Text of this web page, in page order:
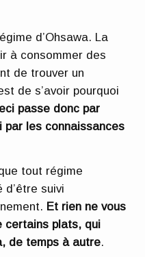
d’Ohsawa. La
à consommer des
de trouver un
de s’avoir pourquoi
passe donc par
par les connaissances
tout régime
d’être suivi
Et rien ne vous
certains plats, qui
de temps à autre.